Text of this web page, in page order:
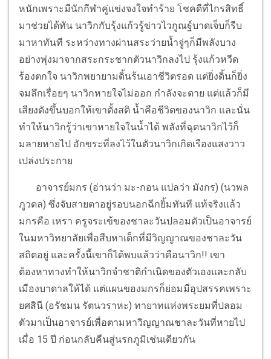
หนักเพราะมีนักกีฬาคู่แข่งจงใจทำร้าย โชคดีที่ไกรสิทธิ์
มาช่วยได้ทัน นาวิกกับรุ้งแก้วรู้ข่าวไวกูณฐ์บาดเจ็บก็รีบ
มาหาทันที ระหว่างทางผ่านสระว่ายน้ำจู่ๆก็มีพลังบาง
อย่างพุ่งมาจากสระกระชากตัวนาวิกลงไป รุ้งแก้วหวีด
ร้องตกใจ นาวิกพยายามดิ้นร้นเอาชีวิตรอด แต่ยิ่งดิ้นก็ยิ่ง
จมลึกเรื่อยๆ นาวิกหายใจไม่ออก กำลังจะตาย แต่แล้วก็มี
เสียงดังขึ้นบอกให้เขาตั้งสติ น้ำคือชีวิตของนาวิก และนั่น
ทำให้นาวิกรู้ว่าเขาหายใจในน้ำได้ พลังที่ฉุดนาวิกไว้ก็
มลายหายไป อักขระที่ลงไว้ในตัวนาวิกเกิดเรืองแสงวาว
เปล่งประกาย
อาจารย์มกร (อ่านว่า มะ-กอน แปลว่า มังกร) (นวพล
ภูวดล) ซึ่งจับสายตาอยู่รอบนอกฉีกยิ้มทันที แท้จริงแล้ว
มกรคือ เหรา ครูจระเข้ของชาละวันปลอมตัวเป็นอาจารย์
ในมหาวิทยาลัยเพื่อสืบหาเด็กที่มีวิญญาณของชาละวัน
สถิตอยู่ และครั้งนี้เขาก็ได้พบแล้วว่าคือนาวิก!! เขา
ต้องหาทางทำให้นาวิกจำชาติกำเนิดของตัวเองและกลับ
เมืองบาดาลให้ได้ แต่แผนของมกรก็ย่อมมีอุปสรรคเพราะ
ยศสินี (อรัชมน รัตนวราหะ) ทายาทแห่งพระยมที่ปลอม
ตัวมาเป็นอาจารย์เพื่อตามหาวิญญาณชาละวันที่หายไป
เมื่อ 15 ปี ก่อนกลับคืนสู่นรกภูมิเช่นเดียวกัน